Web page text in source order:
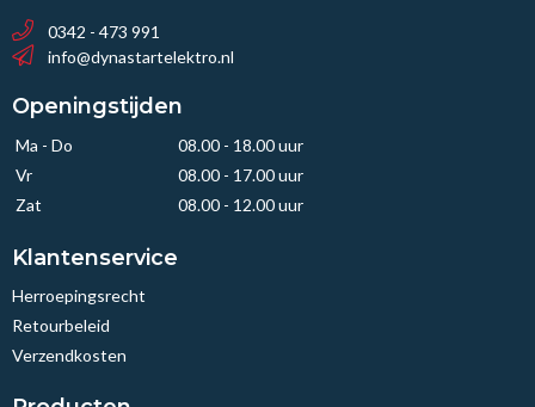
0342 - 473 991
info@dynastartelektro.nl
Openingstijden
Ma - Do
08.00 - 18.00 uur
Vr
08.00 - 17.00 uur
Zat
08.00 - 12.00 uur
Klantenservice
Herroepingsrecht
Retourbeleid
Verzendkosten